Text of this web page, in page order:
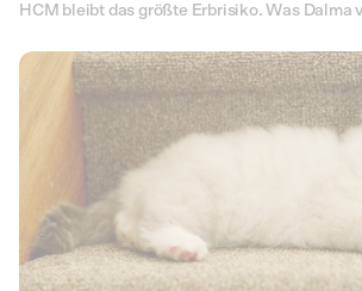
HCM bleibt das größte Erbrisiko. Was Dalma